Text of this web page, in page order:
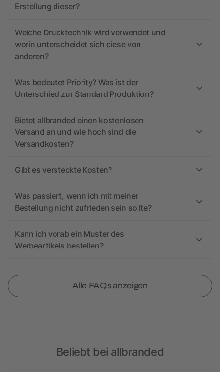
Erstellung dieser?
Welche Drucktechnik wird verwendet und
worin unterscheidet sich diese von
anderen?
Was bedeutet Priority? Was ist der
Unterschied zur Standard Produktion?
Bietet allbranded einen kostenlosen
Versand an und wie hoch sind die
Versandkosten?
Gibt es versteckte Kosten?
Was passiert, wenn ich mit meiner
Bestellung nicht zufrieden sein sollte?
Kann ich vorab ein Muster des
Werbeartikels bestellen?
Alle FAQs anzeigen
Beliebt bei allbranded